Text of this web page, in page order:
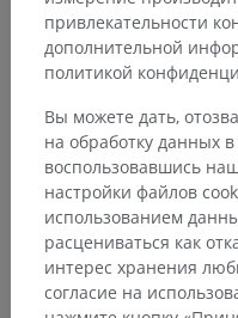
Центральная
Мозг> Конечный
Верхняя височная
Основные структуры:
относящихся к этой
Анатомия человека 1
привлекательности
дополнительной
политикой
Вы можете дать,
на обработку данных
воспользовавшись
настройки файлов
использованием
расцениваться как
интерес хранения
согласие на